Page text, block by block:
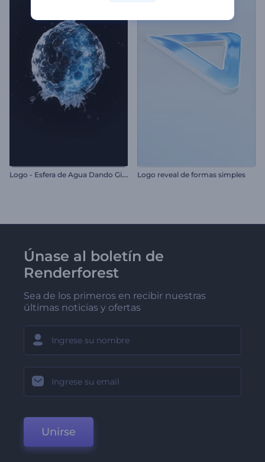
L
ogo - Esfera de Agua Dando Giros Logo reveal de formas simples
Únase al boletín de
Renderforest
Sea de los primeros en recibir nuestras
últimas noticias y ofertas
Unirse